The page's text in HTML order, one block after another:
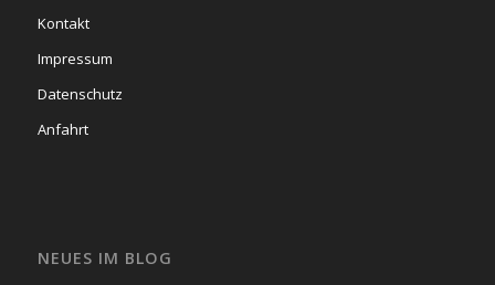
Kontakt
Impressum
Datenschutz
Anfahrt
NEUES IM BLOG